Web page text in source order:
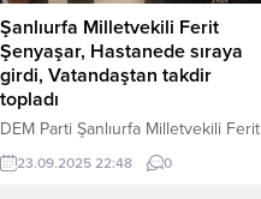
Şanlıurfa Milletvekili Ferit
Şenyaşar, Hastanede sıraya
girdi, Vatandaştan takdir
topladı
DEM Parti Şanlıurfa Milletvekili Ferit
Şenyaşar’ın, Eyyübiye Eğitim ve
Araştırma Hastanesi’nde bir
23.09.2025 22:48 0